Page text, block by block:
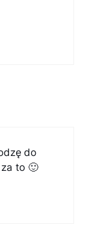
do
to 🙂